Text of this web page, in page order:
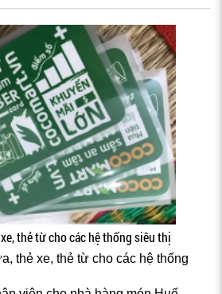
thẻ từ cho các hệ thống siêu thị
thẻ xe, thẻ từ cho các hệ thống